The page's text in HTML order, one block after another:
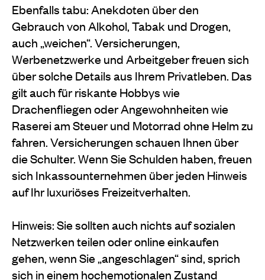
Ebenfalls tabu: Anekdoten über den
Gebrauch von Alkohol, Tabak und Drogen,
auch „weichen“. Versicherungen,
Werbenetzwerke und Arbeitgeber freuen sich
über solche Details aus Ihrem Privatleben. Das
gilt auch für riskante Hobbys wie
Drachenfliegen oder Angewohnheiten wie
Raserei am Steuer und Motorrad ohne Helm zu
fahren. Versicherungen schauen Ihnen über
die Schulter. Wenn Sie Schulden haben, freuen
sich Inkassounternehmen über jeden Hinweis
auf Ihr luxuriöses Freizeitverhalten.
Hinweis: Sie sollten auch nichts auf sozialen
Netzwerken teilen oder online einkaufen
gehen, wenn Sie „angeschlagen“ sind, sprich
sich in einem hochemotionalen Zustand